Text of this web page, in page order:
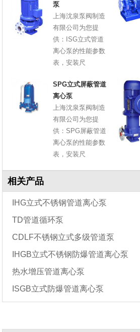
泵
上海沈泉泵阀制造
有限公司为您提
供：ISG立式管道
离心泵的性能参数
表，安装尺
SPG立式屏蔽管道
离心泵
上海沈泉泵阀制造
有限公司为您提
供：SPG屏蔽管道
离心泵的性能参数
表，安装尺
相关产品
IHG立式不锈钢管道离心泵
TD管道循环泵
CDLF不锈钢立式多级管道泵
IHGB立式不锈钢防爆管道离心泵
热水增压管道离心泵
ISGB立式防爆管道离心泵